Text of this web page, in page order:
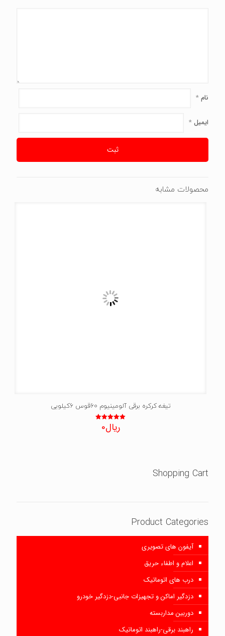
نام*
ایمیل*
محصولات مشابه
تیغه کرکره برقی آلومینیوم 60قوس 6کیلویی
نمره
5.00
ریال0
Shopping Cart
Product Categories
آیفون های تصویری
اعلام و اطفاء حریق
درب های اتوماتیک
دزدگیر اماکن و تجهیزات جانبی-دزدگیر خودرو
دوربین مداربسته
راهبند برقی-راهبند اتوماتیک